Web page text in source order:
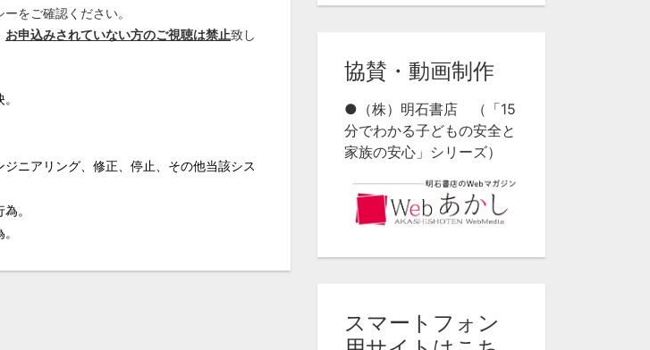
をご確認ください。
お申込みされていない方のご視聴は禁止致し
ニアリング、修正、停止、その他当該シス
。
協賛・動画制作
●（株）明石書店 （「15
分でわかる子どもの安全と
家族の安心」シリーズ）
スマートフォン